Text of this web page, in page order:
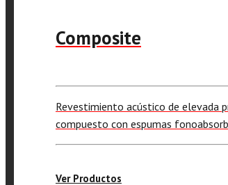
Composite
Revestimiento acústico de elevada
compuesto con espumas
Ver Productos